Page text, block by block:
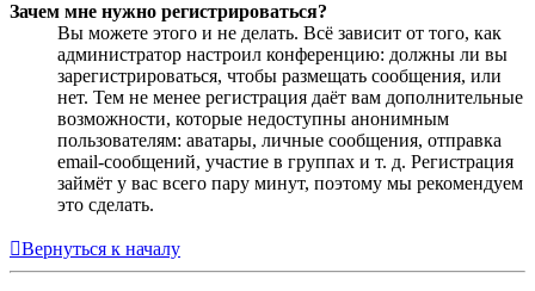
Зачем мне нужно регистрироваться?
Вы можете этого и не делать. Всё зависит от того, как
администратор настроил конференцию: должны ли вы
зарегистрироваться, чтобы размещать сообщения, или
нет. Тем не менее регистрация даёт вам дополнительные
возможности, которые недоступны анонимным
пользователям: аватары, личные сообщения, отправка
email-сообщений, участие в группах и т. д. Регистрация
займёт у вас всего пару минут, поэтому мы рекомендуем
это сделать.
Вернуться к началу